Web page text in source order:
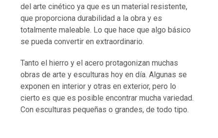
del arte cinético ya que es un material resistente,
que proporciona durabilidad a la obra y es
totalmente maleable. Lo que hace que algo básico
se pueda convertir en extraordinario.
Tanto el hierro y el acero protagonizan muchas
obras de arte y esculturas hoy en día. Algunas se
exponen en interior y otras en exterior, pero lo
cierto es que es posible encontrar mucha variedad.
Con esculturas pequeñas o grandes, de todo tipo.